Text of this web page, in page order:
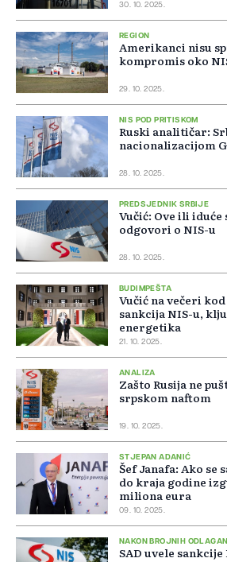
30. 10. 2025.
REGION
Amerikanci nisu
kompromis oko
29. 10. 2025.
NIS POD PRITISKOM
Ruski analitičar:
nacionalizacijom
28. 10. 2025.
PREDSJEDNIK SRBIJE
Vučić: Ove ili
odgovori o NIS-u
28. 10. 2025.
BUDIMPEŠTA
Vučić na večeri
sankcija NIS-u,
energetika
21. 10. 2025.
ANALIZA
Zašto Rusija ne
srpskom naftom
19. 10. 2025.
STJEPAN ADANIĆ
Šef Janafa: Ako se
do kraja godine
miliona eura
09. 10. 2025.
NAKON BROJNIH
SAD uvele sankcije